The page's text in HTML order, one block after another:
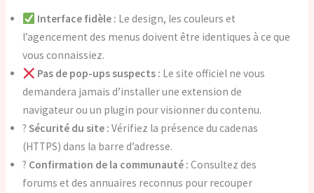
Interface fidèle : Le design, les couleurs et
l’agencement des menus doivent être identiques à ce que
vous connaissiez.
Pas de pop-ups suspects : Le site officiel ne vous
demandera jamais d’installer une extension de
navigateur ou un plugin pour visionner du contenu.
? Sécurité du site : Vérifiez la présence du cadenas
(HTTPS) dans la barre d’adresse.
? Confirmation de la communauté : Consultez des
forums et des annuaires reconnus pour recouper